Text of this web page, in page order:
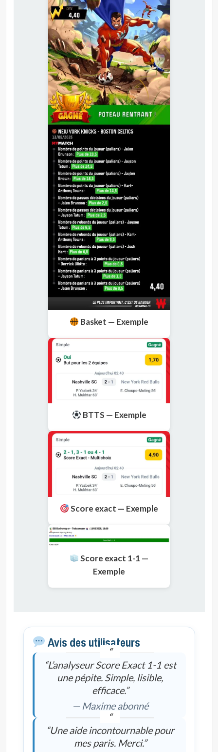
Basket — Exemple
BTTS — Exemple
Score exact — Exemple
Score exact 1-1 —
Exemple
Avis des utilisateurs
“L’analyseur Score Exact 1-1 est
une pépite. Simple, lisible,
efficace.”
— Maxime abonné
“Une aide incontournable pour
mes paris. Merci.”